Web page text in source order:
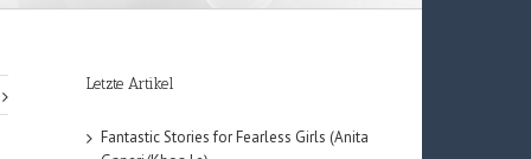
Letzte Artikel
Fantastic Stories for Fearless Girls (Anita